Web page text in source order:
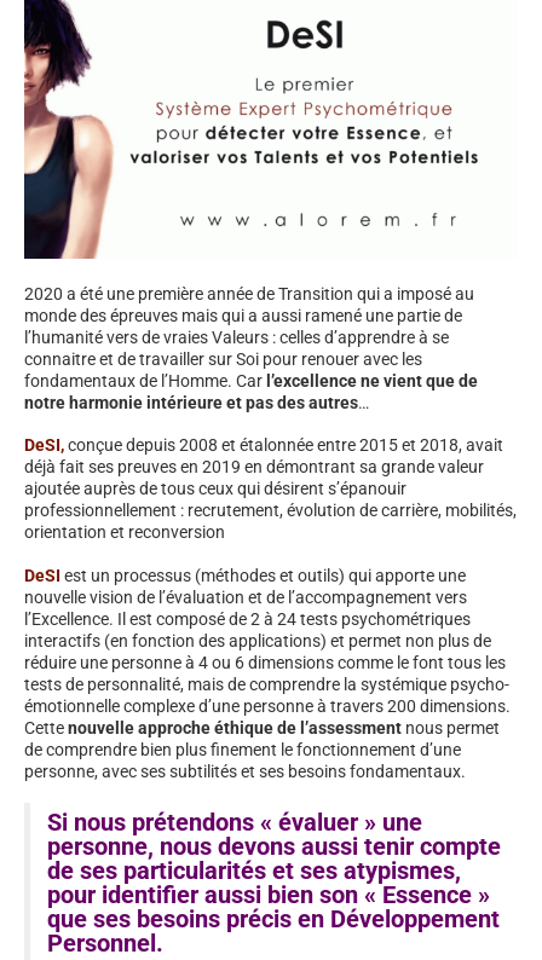
2020 a été une première année de Transition qui a imposé au
monde des épreuves mais qui a aussi ramené une partie de
l’humanité vers de vraies Valeurs : celles d’apprendre à se
connaitre et de travailler sur Soi pour renouer avec les
fondamentaux de l’Homme. Car l’excellence ne vient que de
notre harmonie intérieure et pas des autres…
DeSI,conçue depuis 2008 et étalonnée entre 2015 et 2018, avait
déjà fait ses preuves en 2019 en démontrant sa grande valeur
ajoutée auprès de tous ceux qui désirent s’épanouir
professionnellement : recrutement, évolution de carrière, mobilités,
orientation et reconversion
DeSI est un processus (méthodes et outils) qui apporte une
nouvelle vision de l’évaluation et de l’accompagnement vers
l’Excellence. Il est composé de 2 à 24 tests psychométriques
interactifs (en fonction des applications) et permet non plus de
réduire une personne à 4 ou 6 dimensions comme le font tous les
tests de personnalité, mais de comprendre la systémique psycho-
émotionnelle complexe d’une personne à travers 200 dimensions.
Cettenouvelle approche éthique de l’assessment nous permet
de comprendre bien plus finement le fonctionnement d’une
personne, avec ses subtilités et ses besoins fondamentaux.
Si nous prétendons « évaluer » une
personne, nous devons aussi tenir compte
de ses particularités et ses atypismes,
pour identifier aussi bien son « Essence »
que ses besoins précis en Développement
Personnel.